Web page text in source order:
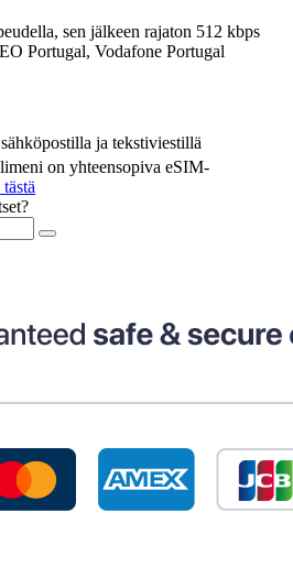
sen jälkeen rajaton 512 kbps
Portugal, Vodafone Portugal
ja tekstiviestillä
on yhteensopiva eSIM-